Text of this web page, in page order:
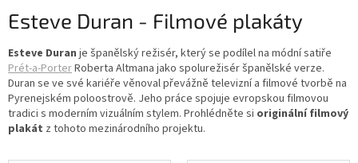
Esteve Duran - Filmové plakáty
Esteve Duran je španělský režisér, který se podílel na módní satiře
Prét-a-PorterRoberta Altmana jako spolurežisér španělské verze.
Duran se ve své kariéře věnoval převážně televizní a filmové tvorbě na
Pyrenejském poloostrově. Jeho práce spojuje evropskou filmovou
tradici s moderním vizuálním stylem. Prohlédněte si originální filmový
plakát z tohoto mezinárodního projektu.